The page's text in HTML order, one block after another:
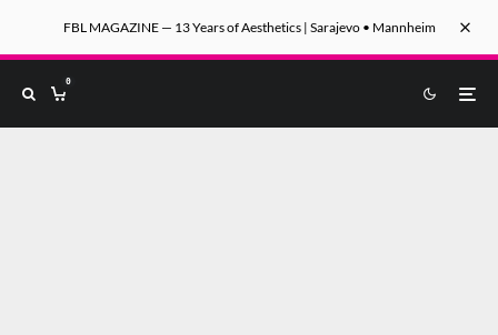
FBL MAGAZINE — 13 Years of Aesthetics | Sarajevo • Mannheim
0